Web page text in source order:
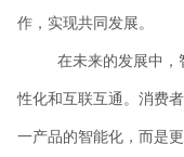
作，实现共同发展。
在未来的发展中，
性化和互联互通。消费
一产品的智能化，而是